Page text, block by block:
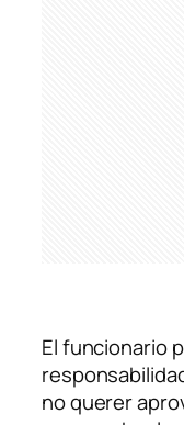
El funcionario
no querer